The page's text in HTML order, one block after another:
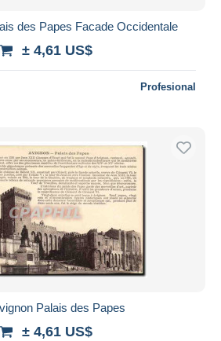
des Papes Facade Occidentale
± 4,61 US$
Profesional
Palais des Papes
± 4,61 US$